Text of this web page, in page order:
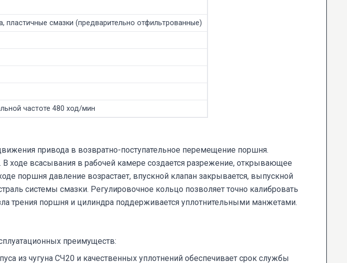
пластичные смазки (предварительно отфильтрованные)
частоте 480 ход/мин
привода в возвратно-поступательное перемещение поршня.
ходе всасывания в рабочей камере создается разрежение, открывающее
поршня давление возрастает, впускной клапан закрывается, выпускной
системы смазки. Регулировочное кольцо позволяет точно калибровать
трения поршня и цилиндра поддерживается уплотнительными манжетами.
преимуществ:
из чугуна СЧ20 и качественных уплотнений обеспечивает срок службы